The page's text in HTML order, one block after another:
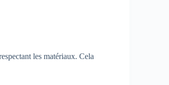
les matériaux. Cela